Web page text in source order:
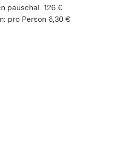
pauschal: 126 €
pro Person 6,30 €